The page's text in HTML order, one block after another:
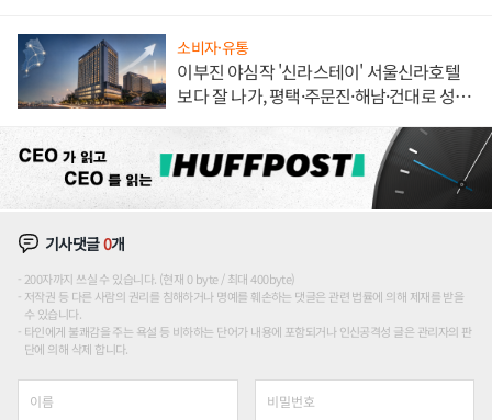
소비자·유통
이부진 야심작 '신라스테이' 서울신라호텔
보다 잘 나가, 평택·주문진·해남·건대로 성
기사댓글0개
200자까지 쓰실 수 있습니다. (현재 0 byte / 최대 400byte)
저작권 등 다른 사람의 권리를 침해하거나 명예를 훼손하는 댓글은 관련 법률에 의해 제재를 받을
수 있습니다.
타인에게 불쾌감을 주는 욕설 등 비하하는 단어가 내용에 포함되거나 인신공격성 글은 관리자의 판
단에 의해 삭제 합니다.